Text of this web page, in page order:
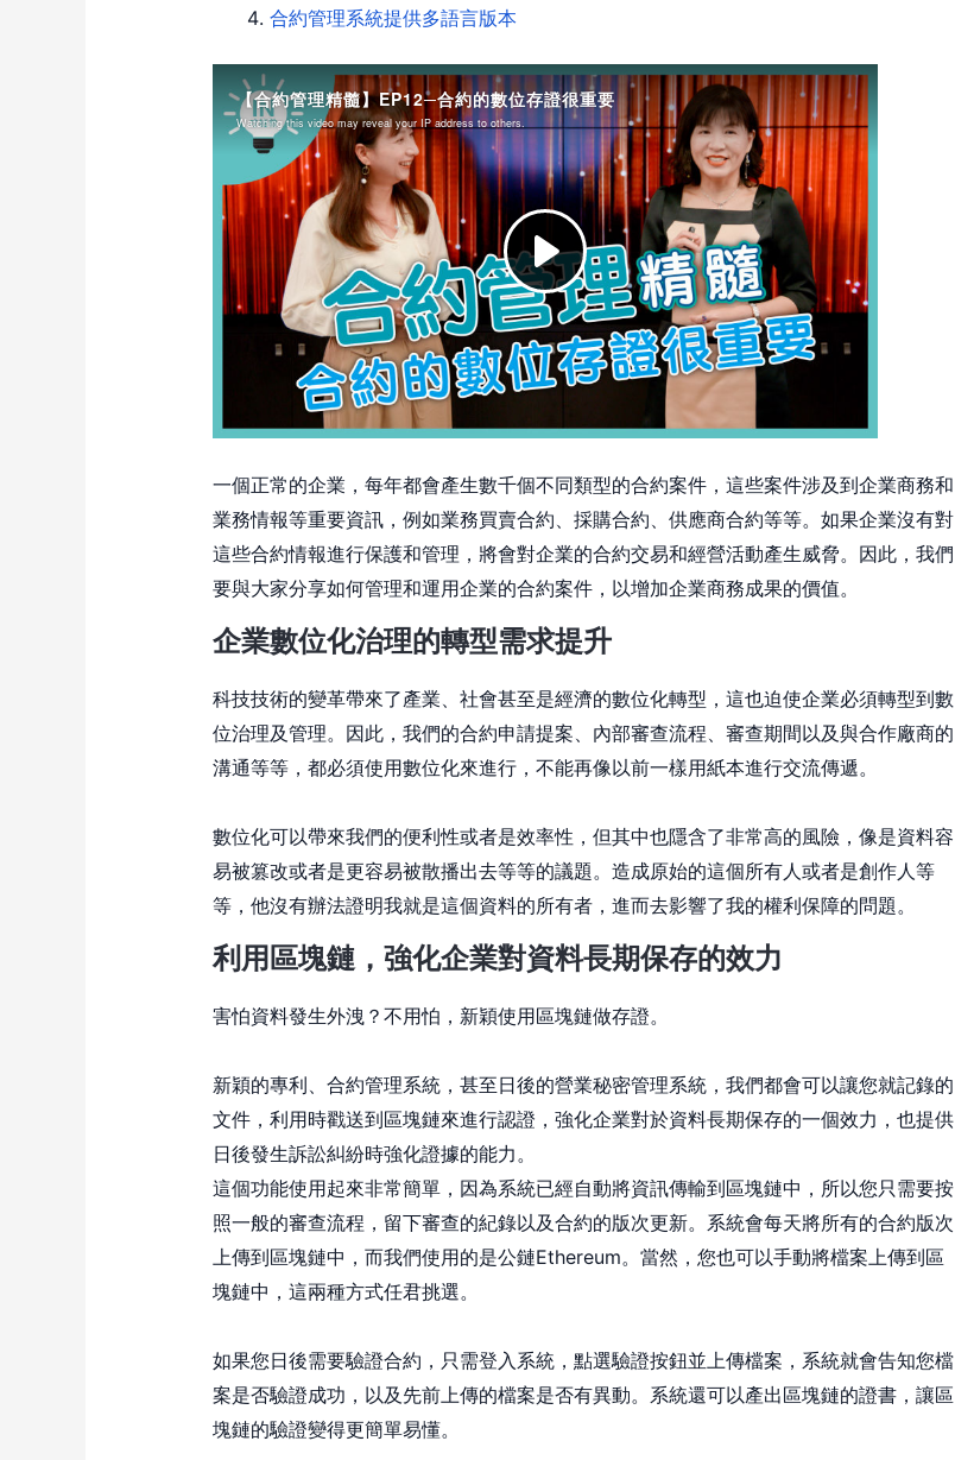
合約管理系統提供多語言版本
一個正常的企業，每年都會產生數千個不同類型的合約案件，這些案件涉及到企業商務和
業務情報等重要資訊，例如業務買賣合約、採購合約、供應商合約等等。如果企業沒有對
這些合約情報進行保護和管理，將會對企業的合約交易和經營活動產生威脅。因此，我們
要與大家分享如何管理和運用企業的合約案件，以增加企業商務成果的價值。
企業數位化治理的轉型需求提升
科技技術的變革帶來了產業、社會甚至是經濟的數位化轉型，這也迫使企業必須轉型到數
位治理及管理。因此，我們的合約申請提案、內部審查流程、審查期間以及與合作廠商的
溝通等等，都必須使用數位化來進行，不能再像以前一樣用紙本進行交流傳遞。
數位化可以帶來我們的便利性或者是效率性，但其中也隱含了非常高的風險，像是資料容
易被篡改或者是更容易被散播出去等等的議題。造成原始的這個所有人或者是創作人等
等，他沒有辦法證明我就是這個資料的所有者，進而去影響了我的權利保障的問題。
利用區塊鏈，強化企業對資料長期保存的效力
害怕資料發生外洩？不用怕，新穎使用區塊鏈做存證。
新穎的專利、合約管理系統，甚至日後的營業秘密管理系統，我們都會可以讓您就記錄的
文件，利用時戳送到區塊鏈來進行認證，強化企業對於資料長期保存的一個效力，也提供
日後發生訴訟糾紛時強化證據的能力。
這個功能使用起來非常簡單，因為系統已經自動將資訊傳輸到區塊鏈中，所以您只需要按
照一般的審查流程，留下審查的紀錄以及合約的版次更新。系統會每天將所有的合約版次
上傳到區塊鏈中，而我們使用的是公鏈Ethereum。當然，您也可以手動將檔案上傳到區
塊鏈中，這兩種方式任君挑選。
如果您日後需要驗證合約，只需登入系統，點選驗證按鈕並上傳檔案，系統就會告知您檔
案是否驗證成功，以及先前上傳的檔案是否有異動。系統還可以產出區塊鏈的證書，讓區
塊鏈的驗證變得更簡單易懂。